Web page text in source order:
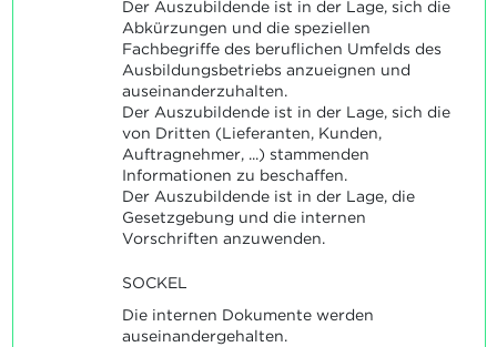
Der Auszubildende ist in der Lage, sich die
Abkürzungen und die speziellen
Fachbegriffe des beruflichen Umfelds des
Ausbildungsbetriebs anzueignen und
auseinanderzuhalten.
Der Auszubildende ist in der Lage, sich die
von Dritten (Lieferanten, Kunden,
Auftragnehmer, ...) stammenden
Informationen zu beschaffen.
Der Auszubildende ist in der Lage, die
Gesetzgebung und die internen
Vorschriften anzuwenden.
SOCKEL
Die internen Dokumente werden
auseinandergehalten.